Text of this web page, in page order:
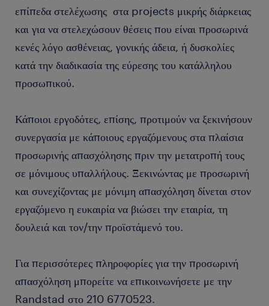
επίπεδα στελέχωσης στα projects μικρής διάρκειας
και για να στελεχώσουν θέσεις που είναι προσωρινά
κενές λόγο ασθένειας, γονικής άδεια, ή δυσκολίες
κατά την διαδικασία της εύρεσης του κατάλληλου
προσωπικού.
Κάποιοι εργοδότες, επίσης, προτιμούν να ξεκινήσουν
συνεργασία με κάποιους εργαζόμενους στα πλαίσια
προσωρινής απασχόλησης πριν την μετατροπή τους
σε μόνιμους υπαλλήλους. Ξεκινώντας με προσωρινή
και συνεχίζοντας με μόνιμη απασχόληση δίνεται στον
εργαζόμενο η ευκαιρία να βιώσει την εταιρία, τη
δουλειά και τον/την προϊστάμενό του.
Για περισσότερες πληροφορίες για την προσωρινή
απασχόληση μπορείτε να επικοινωνήσετε με την
Randstad στο 210 6770523.